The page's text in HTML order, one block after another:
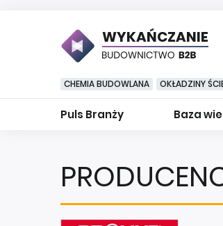
WYKAŃCZANIE
CHEMIA BUDOWLANA OKŁADZINY
Puls Branży Baza